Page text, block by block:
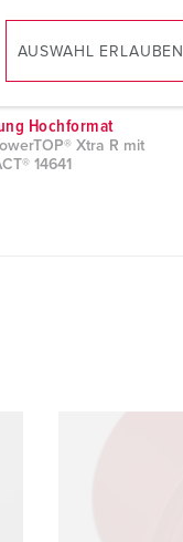
AUSWAHL ERLAUBEN
Xtra R mit
14641
Hochformat
Xtra R mit
14641